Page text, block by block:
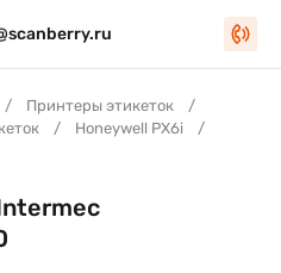
Принтеры этикеток
Honeywell PX6i